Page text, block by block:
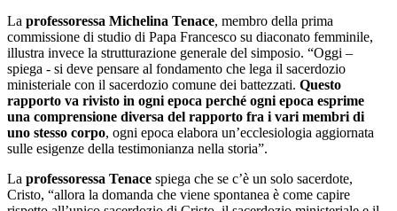
La professoressa Michelina Tenace, membro della prima
commissione di studio di Papa Francesco su diaconato femminile,
illustra invece la strutturazione generale del simposio. “Oggi –
spiega - si deve pensare al fondamento che lega il sacerdozio
ministeriale con il sacerdozio comune dei battezzati. Questo
rapporto va rivisto in ogni epoca perché ogni epoca esprime
una comprensione diversa del rapporto fra i vari membri di
uno stesso corpo, ogni epoca elabora un’ecclesiologia aggiornata
sulle esigenze della testimonianza nella storia”.
La professoressa Tenace spiega che se c’è un solo sacerdote,
Cristo, “allora la domanda che viene spontanea è come capire